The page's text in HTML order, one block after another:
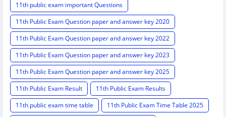
11th public exam important Questions
11th Public Exam Question paper and answer key 2020
11th Public Exam Question paper and answer key 2022
11th Public Exam Question paper and answer key 2023
11th Public Exam Question paper and answer key 2025
11th Public Exam Result
11th Public Exam Results
11th public exam time table
11th Public Exam Time Table 2025